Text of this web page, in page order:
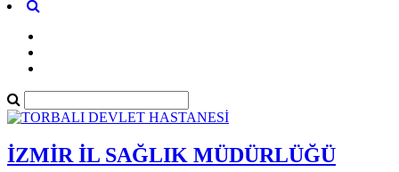
İZMİR İL SAĞLIK MÜDÜRLÜĞÜ